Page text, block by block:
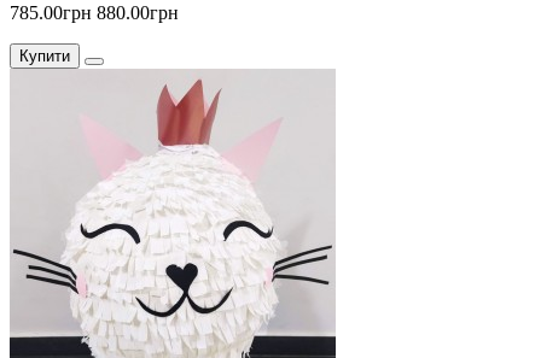
785.00грн 880.00грн
Купити